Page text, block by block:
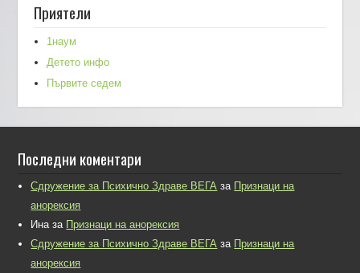
Приятели
1наум
Детето инфо
Първите седем
Последни коментари
Сдружение за Психично Здраве ВЕГА за Признаци на
анорексия
Иназа Признаци на анорексия
Сдружение за Психично Здраве ВЕГА за Признаци на
анорексия